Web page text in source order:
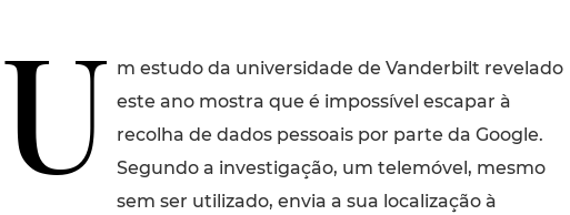
U m estudo da universidade de Vanderbilt revelado
este ano mostra que é impossível escapar à
recolha de dados pessoais por parte da Google.
Segundo a investigação, um telemóvel, mesmo
sem ser utilizado, envia a sua localização à